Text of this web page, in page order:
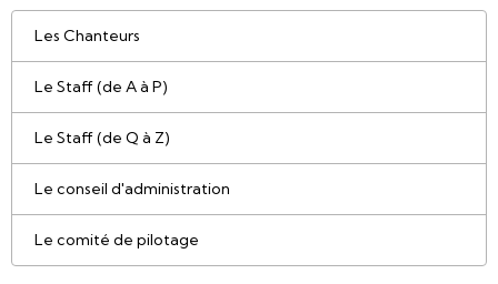
Les Chanteurs
Le Staff (de A à P)
Le Staff (de Q à Z)
Le conseil d'administration
Le comité de pilotage